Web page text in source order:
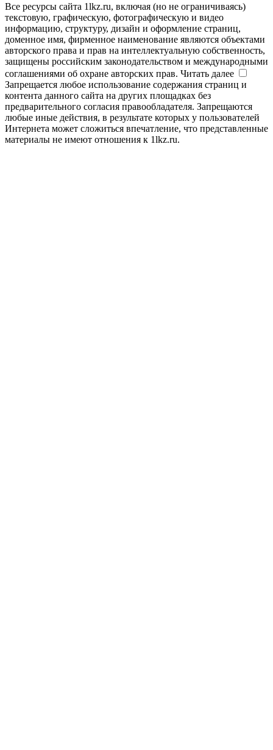
Все ресурсы сайта 1lkz.ru, включая (но не ограничиваясь)
текстовую, графическую, фотографическую и видео
информацию, структуру, дизайн и оформление страниц,
доменное имя, фирменное наименование являются объектами
авторского права и прав на интеллектуальную собственность,
защищены российским законодательством и международными
соглашениями об охране авторских прав. Читать далее
Запрещается любое использование содержания страниц и
контента данного сайта на других площадках без
предварительного согласия правообладателя. Запрещаются
любые иные действия, в результате которых у пользователей
Интернета может сложиться впечатление, что представленные
материалы не имеют отношения к 1lkz.ru.